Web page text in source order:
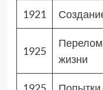
1921
1925
Перелом
жизни